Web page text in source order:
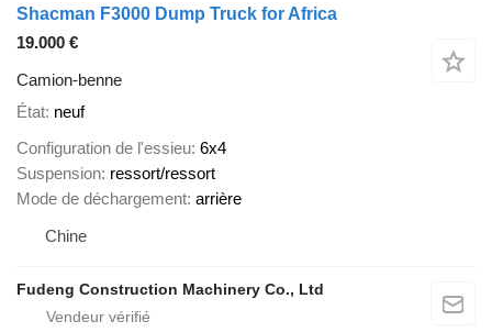
Shacman F3000 Dump Truck for Africa
19.000 €
Camion-benne
État neuf
Configuration de l'essieu 6x4
Suspension ressort/ressort
Mode de déchargement arrière
Chine
Fudeng Construction Machinery Co., Ltd